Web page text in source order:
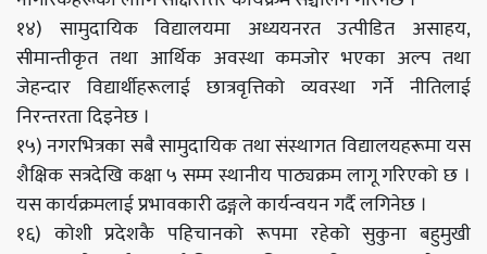
१४) सामुदायिक विद्यालयमा अध्ययनरत उत्पीडित असाहय,
सीमान्तीकृत तथा आर्थिक अवस्था कमजोर भएका अल्प तथा
जेहन्दार विद्यार्थीहरूलाई छात्रवृत्तिको व्यवस्था गर्ने नीतिलाई
निरन्तरता दिइनेछ ।
१५) नगरभित्रका सबै सामुदायिक तथा संस्थागत विद्यालयहरूमा यस
शैक्षिक सत्रदेखि कक्षा ५ सम्म स्थानीय पाठ्यक्रम लागू गरिएको छ ।
यस कार्यक्रमलाई प्रभावकारी ढङ्गले कार्यन्वयन गर्दै लगिनेछ ।
१६) कोशी प्रदेशकै पहिचानको रूपमा रहेको सुकुना बहुमुखी